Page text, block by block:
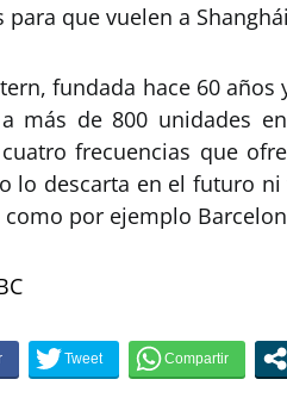
para que vuelen a
fundada hace 60
más de 800 unidades
frecuencias que
lo descarta en el futuro
como por ejemplo